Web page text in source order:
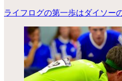
ライフログの第一歩はダイソー